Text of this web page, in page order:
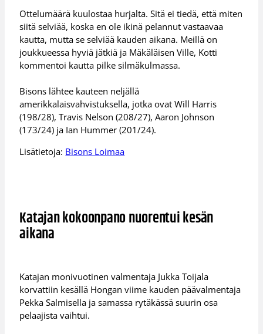
Ottelumäärä kuulostaa hurjalta. Sitä ei tiedä, että miten
siitä selviää, koska en ole ikinä pelannut vastaavaa
kautta, mutta se selviää kauden aikana. Meillä on
joukkueessa hyviä jätkiä ja Mäkäläisen Ville, Kotti
kommentoi kautta pilke silmäkulmassa.
Bisons lähtee kauteen neljällä
amerikkalaisvahvistuksella, jotka ovat Will Harris
(198/28), Travis Nelson (208/27), Aaron Johnson
(173/24) ja Ian Hummer (201/24).
Lisätietoja: Bisons Loimaa
Katajan kokoonpano nuorentui kesän
aikana
Katajan monivuotinen valmentaja Jukka Toijala
korvattiin kesällä Hongan viime kauden päävalmentaja
Pekka Salmisella ja samassa rytäkässä suurin osa
pelaajista vaihtui.